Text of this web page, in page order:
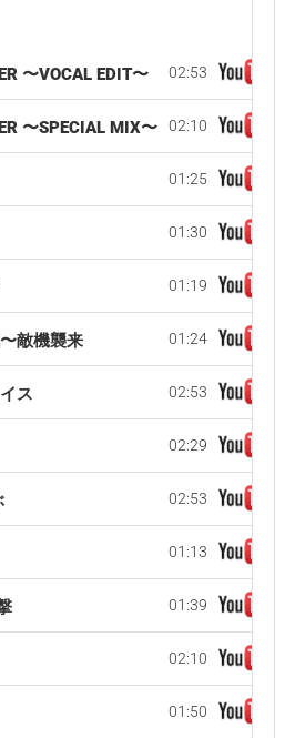
〜VOCAL EDIT〜 02:53
〜SPECIAL MIX〜 02:10
01:25
01:30
01:19
敵機襲来 01:24
ス 02:53
02:29
02:53
01:13
01:39
02:10
01:50